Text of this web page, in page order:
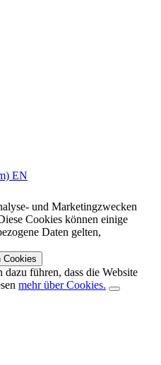
EN
und Marketingzwecken
Cookies können einige
Daten gelten,
Cookies
führen, dass die Website
mehr über Cookies.